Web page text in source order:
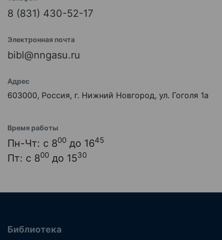
8 (831) 430-52-17
Электронная почта
bibl@nngasu.ru
Адрес
603000, Россия, г. Нижний Новгород, ул. Гоголя 1а
Время работы
Пн-Чт: с 800 до 1645
Пт: с 800 до 1530
Библиотека